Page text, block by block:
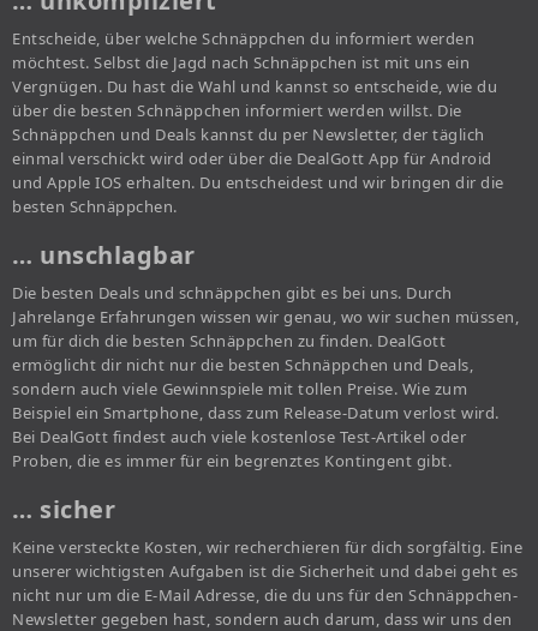
Entscheide, über welche Schnäppchen du informiert werden
möchtest. Selbst die Jagd nach Schnäppchen ist mit uns ein
Vergnügen. Du hast die Wahl und kannst so entscheide, wie du
über die besten Schnäppchen informiert werden willst. Die
Schnäppchen und Deals kannst du per Newsletter, der täglich
einmal verschickt wird oder über die DealGott App für Android
und Apple IOS erhalten. Du entscheidest und wir bringen dir die
besten Schnäppchen.
… unschlagbar
Die besten Deals und schnäppchen gibt es bei uns. Durch
Jahrelange Erfahrungen wissen wir genau, wo wir suchen müssen,
um für dich die besten Schnäppchen zu finden. DealGott
ermöglicht dir nicht nur die besten Schnäppchen und Deals,
sondern auch viele Gewinnspiele mit tollen Preise. Wie zum
Beispiel ein Smartphone, dass zum Release-Datum verlost wird.
Bei DealGott findest auch viele kostenlose Test-Artikel oder
Proben, die es immer für ein begrenztes Kontingent gibt.
… sicher
Keine versteckte Kosten, wir recherchieren für dich sorgfältig. Eine
unserer wichtigsten Aufgaben ist die Sicherheit und dabei geht es
nicht nur um die E-Mail Adresse, die du uns für den Schnäppchen-
Newsletter gegeben hast, sondern auch darum, dass wir uns den